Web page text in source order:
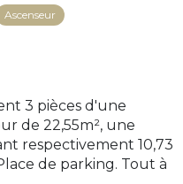
Ascenseur
3 pièces d'une
de 22,55m², une
respectivement 10,73
de parking. Tout à